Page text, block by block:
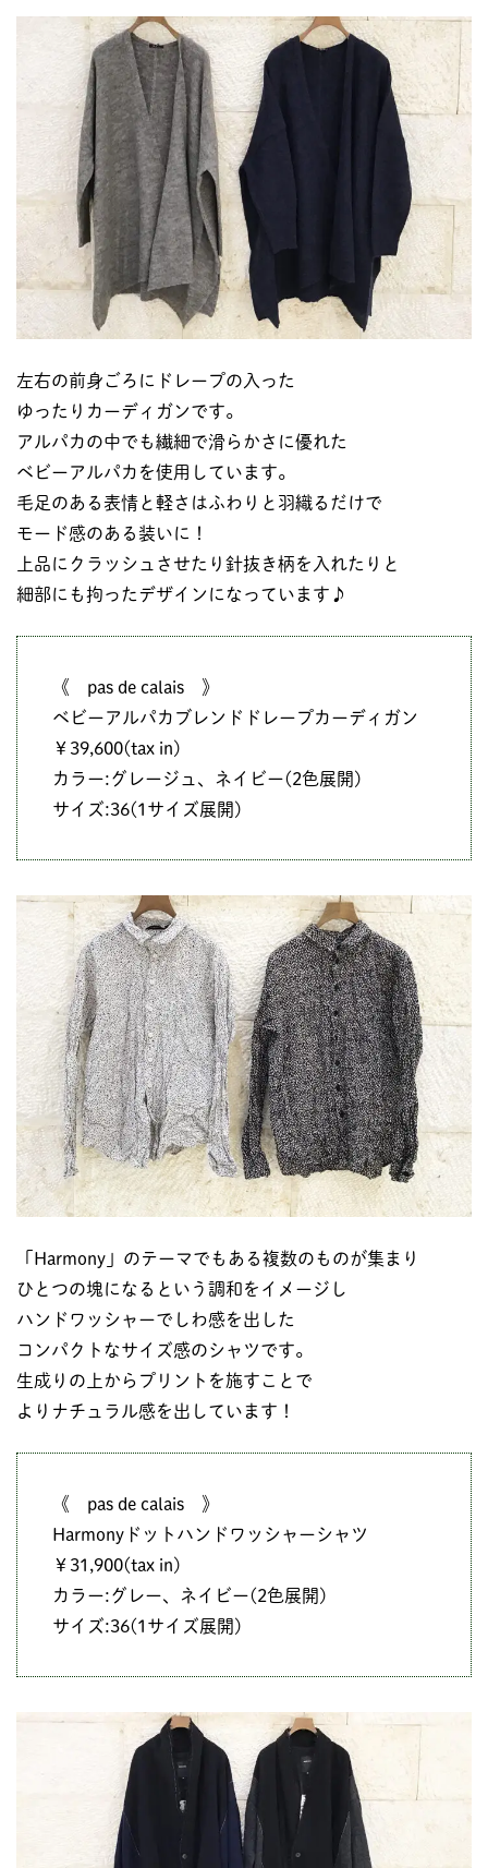
左右の前身ごろにドレープの入った
ゆったりカーディガンです。
アルパカの中でも繊細で滑らかさに優れた
ベビーアルパカを使用しています。
毛足のある表情と軽さはふわりと羽織るだけで
モード感のある装いに！
上品にクラッシュさせたり針抜き柄を入れたりと
細部にも拘ったデザインになっています♪
《 pas de calais 》
ベビーアルパカブレンドドレープカーディガン
￥39,600(tax in)
カラー:グレージュ、ネイビー(2色展開)
サイズ:36(1サイズ展開)
「Harmony」のテーマでもある複数のものが集まり
ひとつの塊になるという調和をイメージし
ハンドワッシャーでしわ感を出した
コンパクトなサイズ感のシャツです。
生成りの上からプリントを施すことで
よりナチュラル感を出しています！
《 pas de calais 》
Harmonyドットハンドワッシャーシャツ
￥31,900(tax in)
カラー:グレー、ネイビー(2色展開)
サイズ:36(1サイズ展開)